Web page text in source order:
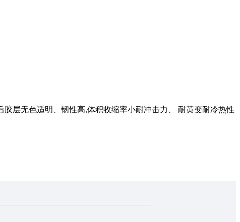
层无色适明、韧性高,体积收缩率小耐冲击力、 耐黄变耐冷热性